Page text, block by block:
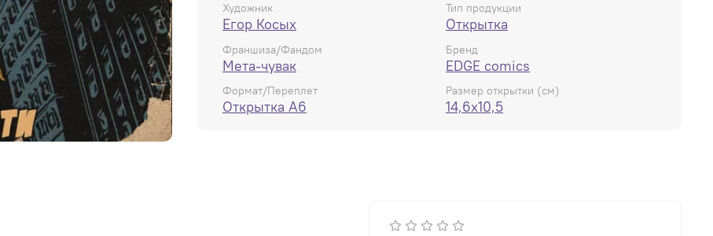
Художник
Егор Косых
Тип продукции
Открытка
Франшиза/Фандом
Мета-чувак
Бренд
EDGE comics
Формат/Переплет
Открытка А6
Размер открытки (см)
14,6x10,5